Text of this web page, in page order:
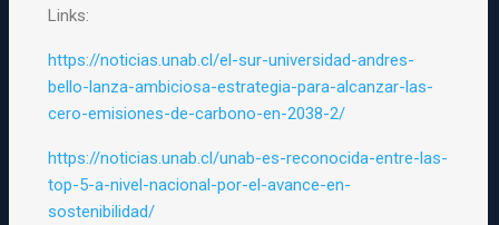
Links:
https://noticias.unab.cl/el-sur-universidad-andres-
bello-lanza-ambiciosa-estrategia-para-alcanzar-las-
cero-emisiones-de-carbono-en-2038-2/
https://noticias.unab.cl/unab-es-reconocida-entre-las-
top-5-a-nivel-nacional-por-el-avance-en-
sostenibilidad/